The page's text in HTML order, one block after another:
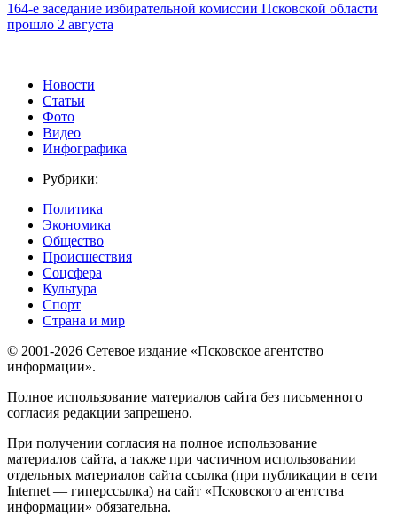
164-е заседание избирательной комиссии Псковской области
прошло 2 августа
Новости
Статьи
Фото
Видео
Инфографика
Рубрики:
Политика
Экономика
Общество
Происшествия
Соцсфера
Культура
Спорт
Страна и мир
© 2001-2026 Сетевое издание «Псковское агентство
информации».
Полное использование материалов сайта без письменного
согласия редакции запрещено.
При получении согласия на полное использование
материалов сайта, а также при частичном использовании
отдельных материалов сайта ссылка (при публикации в сети
Internet — гиперссылка) на сайт «Псковского агентства
информации» обязательна.